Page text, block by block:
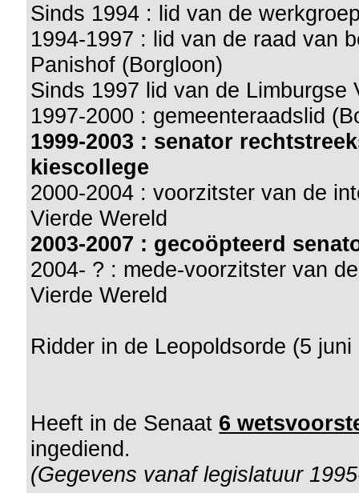
Sinds 1994 : lid van de
1994-1997 : lid van de raad van
Panishof (Borgloon)
Sinds 1997 lid van de Limburgse
1997-2000 : gemeenteraadslid
1999-2003 : senator
kiescollege
2000-2004 : voorzitster van de
Vierde Wereld
2003-2007 : gecoöpteerd
2004- ? : mede-voorzitster van
Vierde Wereld
Ridder in de Leopoldsorde (5 juni
Heeft in de Senaat 6
ingediend.
(Gegevens vanaf legislatuur